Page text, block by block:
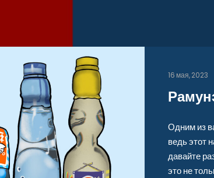
16 мая, 2023
Одним из
ведь этот
давайте
это не